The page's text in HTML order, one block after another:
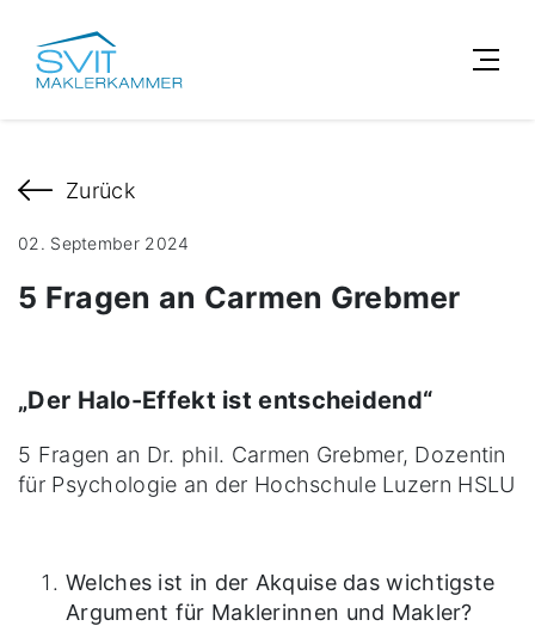
Zurück
02. September 2024
5 Fragen an Carmen Grebmer
„Der Halo-Effekt ist entscheidend“
5 Fragen an Dr. phil. Carmen Grebmer, Dozentin
für Psychologie an der Hochschule Luzern HSLU
Welches ist in der Akquise das wichtigste
Argument für Maklerinnen und Makler?